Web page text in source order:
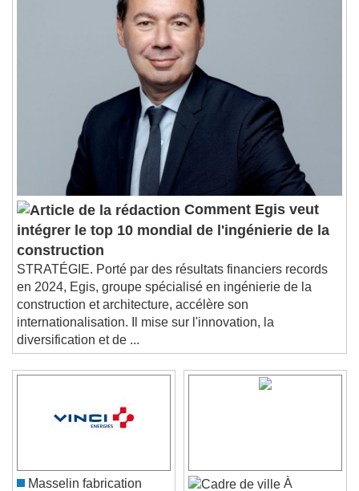
Comment Egis veut
intégrer le top 10 mondial de l'ingénierie de la
construction
STRATÉGIE. Porté par des résultats financiers records
en 2024, Egis, groupe spécialisé en ingénierie de la
construction et architecture, accélère son
internationalisation. Il mise sur l'innovation, la
diversification et de ...
Masselin fabrication
À